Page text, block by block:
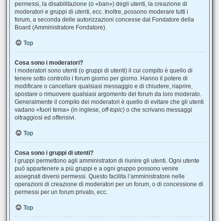
permessi, la disabilitazione (o «ban») degli utenti, la creazione di
moderatori e gruppi di utenti, ecc. Inoltre, possono moderare tutti i
forum, a seconda delle autorizzazioni concesse dal Fondatore della
Board (Amministratore Fondatore).
Top
Cosa sono i moderatori?
I moderatori sono utenti (o gruppi di utenti) il cui compito è quello di
tenere sotto controllo i forum giorno per giorno. Hanno il potere di
modificare o cancellare qualsiasi messaggio e di chiudere, riaprire,
spostare o rimuovere qualsiasi argomento del forum da loro moderato.
Generalmente il compito dei moderatori è quello di evitare che gli utenti
vadano «fuori tema» (in inglese, off-topic) o che scrivano messaggi
oltraggiosi ed offensivi.
Top
Cosa sono i gruppi di utenti?
I gruppi permettono agli amministratori di riunire gli utenti. Ogni utente
può appartenere a più gruppi e a ogni gruppo possono venire
assegnati diversi permessi. Questo facilita l’amministratore nelle
operazioni di creazione di moderatori per un forum, o di concessione di
permessi per un forum privato, ecc.
Top